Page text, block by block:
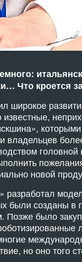
Что кроется
широкое
которыми
владельцев
головной
новой
разработал
были созданы в
Позже было
но оно того